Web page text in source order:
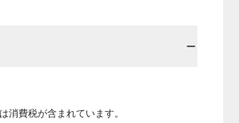
消費税が含まれています。